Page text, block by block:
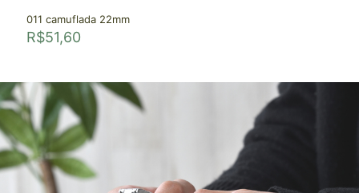
011 camuflada 22mm
R$51,60